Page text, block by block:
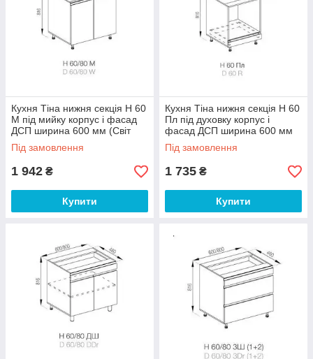
Кухня Тіна нижня секція Н 60
М під мийку корпус і фасад
ДСП ширина 600 мм (Світ
Меблів ТМ)
Під замовлення
1 942 ₴
Купити
Кухня Тіна нижня секція Н 60
Пл під духовку корпус і
фасад ДСП ширина 600 мм
(Світ Меблів ТМ)
Під замовлення
1 735 ₴
Купити